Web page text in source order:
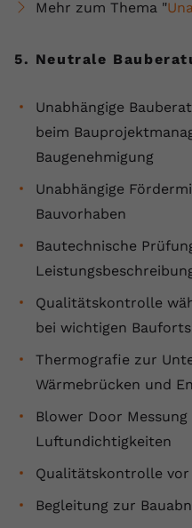
Mehr zum Thema "
5. Neutrale
Unabhängige
beim
Baugenehmigung
Unabhängige
Bauvorhaben
Bautechnische
Qualitätskontrolle
bei wichtigen
Thermografie zur
Wärmebrücken und
Blower Door
Luftundichtigkeiten
Qualitätskontrolle vor
Begleitung zur